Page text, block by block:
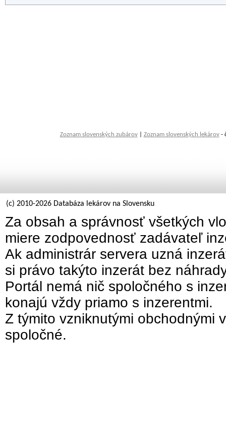
Zoznam slovenských zubárov| Zoznam slovenských lekárov-
(c) 2010-2026 Databáza lekárov na Slovensku
Za obsah a správnosť všetkých
miere zodpovednosť zadávateľ
Ak administrár servera uzná
si právo takýto inzerát bez
Portál nemá nič spoločného s
konajú vždy priamo s inzerentmi.
Z týmito vzniknutými obchodnými
spoločné.